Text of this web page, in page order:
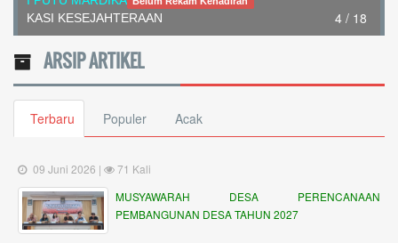
4 / 18
KASI KESEJAHTERAAN
ARSIP ARTIKEL
Terbaru Populer Acak
09 Juni 2026 |
71 Kali
MUSYAWARAH DESA PERENCANAAN
PEMBANGUNAN DESA TAHUN 2027